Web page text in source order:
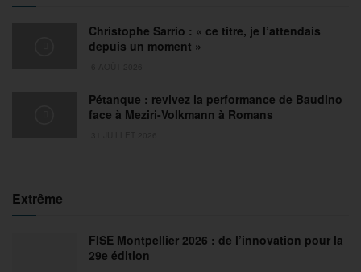
Christophe Sarrio : « ce titre, je l’attendais
depuis un moment »
Pétanque : revivez la performance de Baudino
face à Meziri-Volkmann à Romans
Extrême
FISE Montpellier 2026 : de l’innovation pour la
29e édition